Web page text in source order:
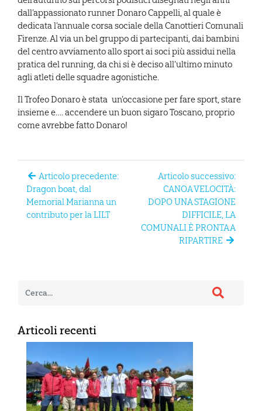
dall’appassionato runner Donaro Cappelli, al quale è
dedicata l’annuale corsa sociale della Canottieri Comunali
Firenze. Al via un bel gruppo di partecipanti, dai bambini
del centro avviamento allo sport ai soci più assidui nella
pratica del running, da chi si è deciso all’ultimo minuto
agli atleti delle squadre agonistiche.
Il Trofeo Donaro è stata un’occasione per fare sport, stare
insieme e…. accendere un buon sigaro Toscano, proprio
come avrebbe fatto Donaro!
Articolo precedente:
Dragon boat, dal
Memorial Marianna un
contributo per la LILT
Articolo successivo:
CANOA VELOCITÀ:
DOPO UNA STAGIONE
DIFFICILE, LA
COMUNALI È PRONTA A
RIPARTIRE
Articoli recenti